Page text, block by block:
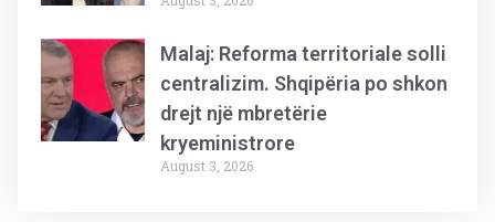
Malaj: Reforma territoriale solli
centralizim. Shqipëria po shkon
drejt një mbretërie
kryeministrore
August 3, 2026